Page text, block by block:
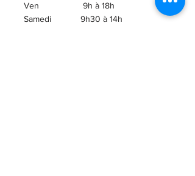
Ven 9h à 18h
Samedi 9h30 à 14h